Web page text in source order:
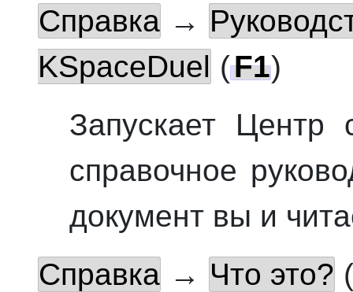
Справка →
KSpaceDuel (F1)
Запускает Центр
справочное
документ вы и
Справка → Что это? (